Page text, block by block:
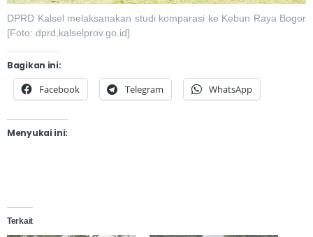
DPRD Kalsel melaksanakan studi komparasi ke Kebun Raya Bogor
[Foto: dprd.kalselprov.go.id]
Bagikan ini:
Facebook Telegram WhatsApp
Menyukai ini:
Terkait